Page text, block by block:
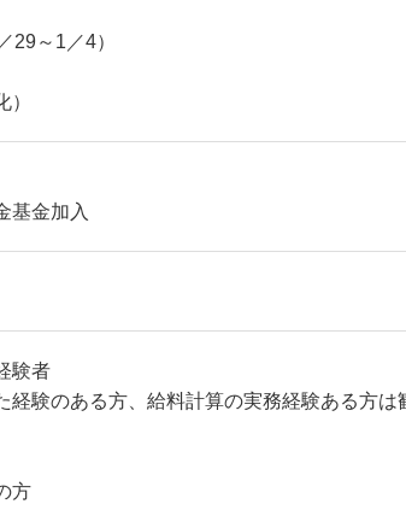
29～1／4）
基金加入
験者
経験のある方、給料計算の実務経験ある方は
方